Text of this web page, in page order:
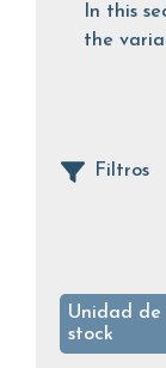
In this
the
Filtros
Unidad de
stock